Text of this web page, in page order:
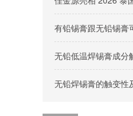
有铅锡膏跟无铅锡膏
无铅低温焊锡膏成分
无铅焊锡膏的触变性